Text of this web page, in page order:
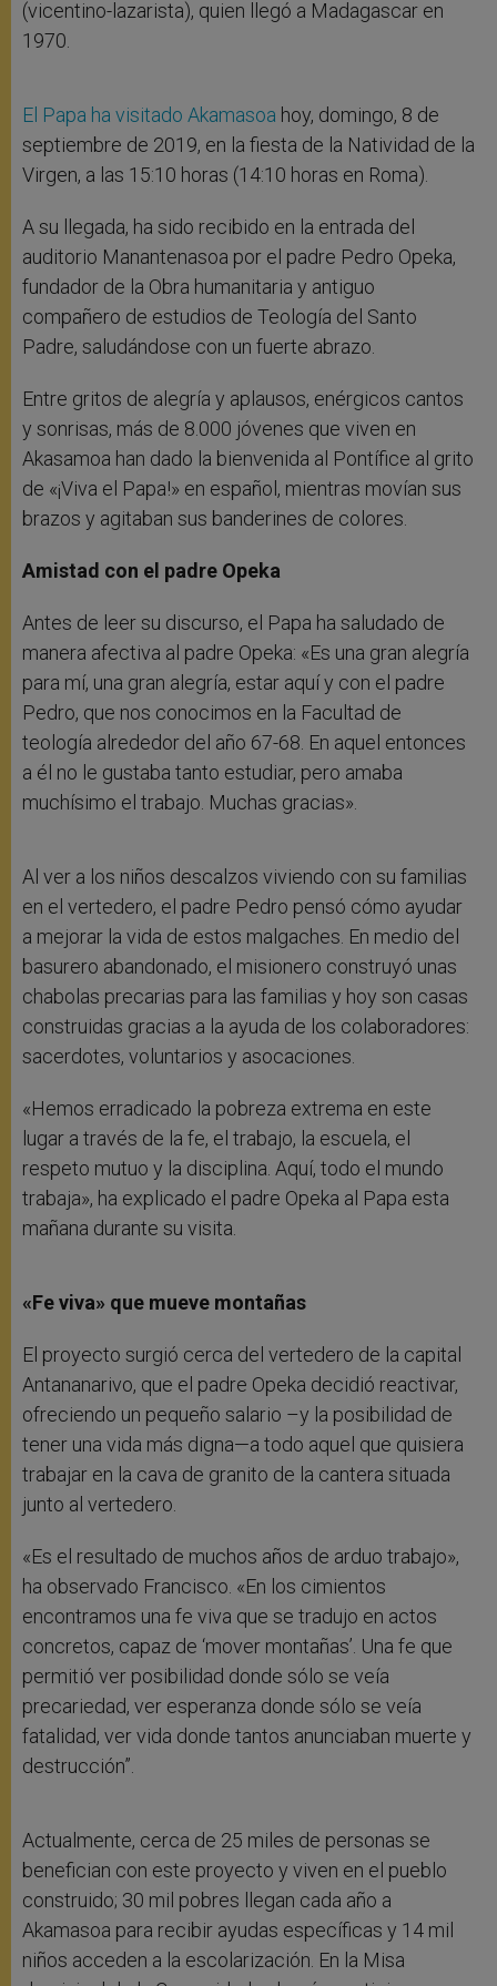
(vicentino-lazarista), quien llegó a Madagascar en
1970.
El Papa ha visitado Akamasoa hoy, domingo, 8 de
septiembre de 2019, en la fiesta de la Natividad de la
Virgen, a las 15:10 horas (14:10 horas en Roma).
A su llegada, ha sido recibido en la entrada del
auditorio Manantenasoa por el padre Pedro Opeka,
fundador de la Obra humanitaria y antiguo
compañero de estudios de Teología del Santo
Padre, saludándose con un fuerte abrazo.
Entre gritos de alegría y aplausos, enérgicos cantos
y sonrisas, más de 8.000 jóvenes que viven en
Akasamoa han dado la bienvenida al Pontífice al grito
de «¡Viva el Papa!» en español, mientras movían sus
brazos y agitaban sus banderines de colores.
Amistad con el padre Opeka
Antes de leer su discurso, el Papa ha saludado de
manera afectiva al padre Opeka: «Es una gran alegría
para mí, una gran alegría, estar aquí y con el padre
Pedro, que nos conocimos en la Facultad de
teología alrededor del año 67-68. En aquel entonces
a él no le gustaba tanto estudiar, pero amaba
muchísimo el trabajo. Muchas gracias».
Al ver a los niños descalzos viviendo con su familias
en el vertedero, el padre Pedro pensó cómo ayudar
a mejorar la vida de estos malgaches. En medio del
basurero abandonado, el misionero construyó unas
chabolas precarias para las familias y hoy son casas
construidas gracias a la ayuda de los colaboradores:
sacerdotes, voluntarios y asocaciones.
«Hemos erradicado la pobreza extrema en este
lugar a través de la fe, el trabajo, la escuela, el
respeto mutuo y la disciplina. Aquí, todo el mundo
trabaja», ha explicado el padre Opeka al Papa esta
mañana durante su visita.
«Fe viva» que mueve montañas
El proyecto surgió cerca del vertedero de la capital
Antananarivo, que el padre Opeka decidió reactivar,
ofreciendo un pequeño salario –y la posibilidad de
tener una vida más digna—a todo aquel que quisiera
trabajar en la cava de granito de la cantera situada
junto al vertedero.
«Es el resultado de muchos años de arduo trabajo»,
ha observado Francisco. «En los cimientos
encontramos una fe viva que se tradujo en actos
concretos, capaz de ‘mover montañas’. Una fe que
permitió ver posibilidad donde sólo se veía
precariedad, ver esperanza donde sólo se veía
fatalidad, ver vida donde tantos anunciaban muerte y
destrucción”.
Actualmente, cerca de 25 miles de personas se
benefician con este proyecto y viven en el pueblo
construido; 30 mil pobres llegan cada año a
Akamasoa para recibir ayudas específicas y 14 mil
niños acceden a la escolarización. En la Misa